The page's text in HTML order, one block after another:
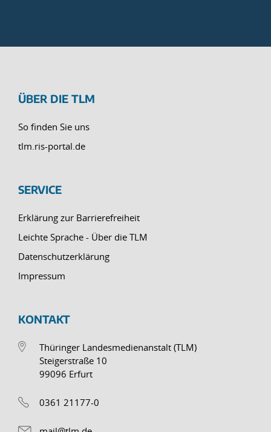
ÜBER DIE TLM
So finden Sie uns
tlm.ris-portal.de
SERVICE
Erklärung zur Barrierefreiheit
Leichte Sprache - Über die TLM
Datenschutzerklärung
Impressum
KONTAKT
Thüringer Landesmedienanstalt (TLM)
Steigerstraße 10
99096 Erfurt
0361 21177-0